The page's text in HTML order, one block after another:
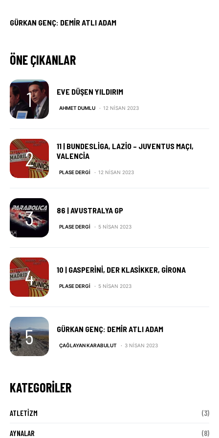
GÜRKAN GENÇ: DEMIR ATLI ADAM
ÖNE ÇIKANLAR
EVE DÜŞEN YILDIRIM
AHMET DUMLU 12 NISAN 2023
11 | BUNDESLIGA, LAZIO – JUVENTUS MAÇI,
VALENCIA
PLASE DERGI 12 NISAN 2023
86 | AVUSTRALYA GP
PLASE DERGI 5 NISAN 2023
10 | GASPERINI, DER KLASIKKER, GIRONA
PLASE DERGI 5 NISAN 2023
GÜRKAN GENÇ: DEMIR ATLI ADAM
ÇAĞLAYAN KARABULUT 3 NISAN 2023
KATEGORILER
ATLETIZM (3)
AYNALAR (8)